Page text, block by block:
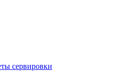
сервировки